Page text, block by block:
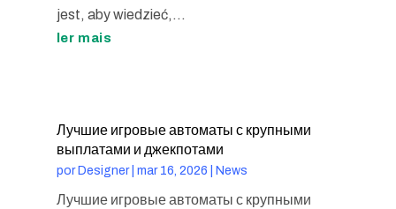
jest, aby wiedzieć,...
ler mais
Лучшие игровые автоматы с крупными
выплатами и джекпотами
por Designer| mar 16, 2026 News
Лучшие игровые автоматы с крупными